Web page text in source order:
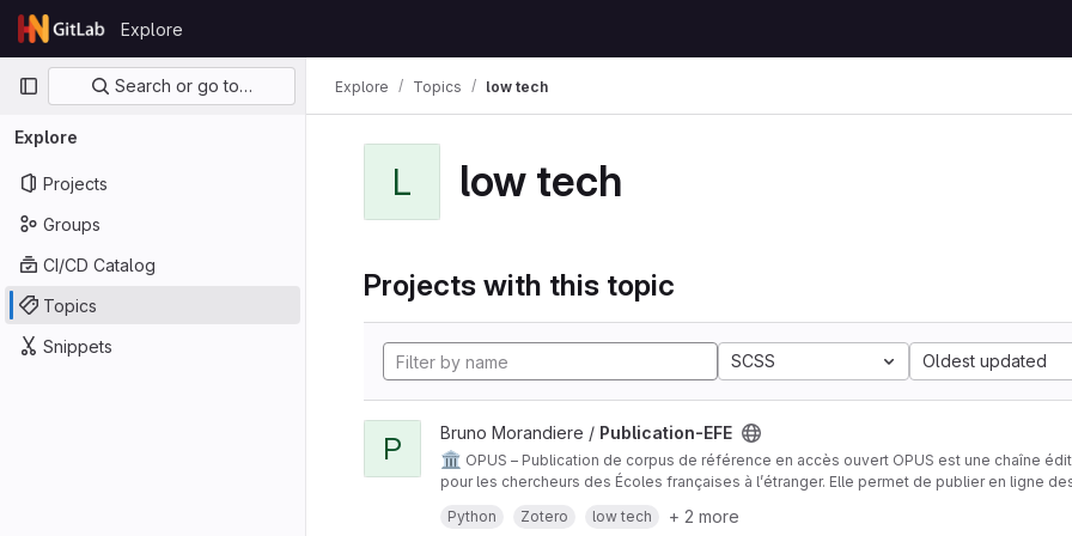
Skip to content
GitLab
Explore
Primary navigation
Search or go to…
Explore
Projects
Groups
CI/CD Catalog
Topics
Snippets
Explore Topics low tech
L low tech
Projects with this topic
SCSS Oldest updated
P Bruno Morandiere / Publication-EFE
🏛️ OPUS – Publication de corpus de référence en accès ouvert OPUS est une chaîne
pour les chercheurs des Écoles françaises à l’étranger. Elle permet de publier en ligne
hébergement GitLab.
Python Zotero low tech + 2 more